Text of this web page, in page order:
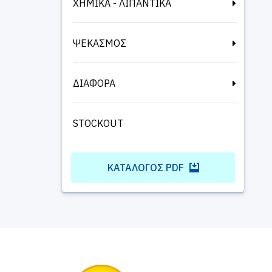
ΧΗΜΙΚΑ - ΛΙΠΑΝΤΙΚΑ
ΨΕΚΑΣΜΟΣ
ΔΙΑΦΟΡΑ
STOCKOUT
ΚΑΤΆΛΟΓΟΣ PDF